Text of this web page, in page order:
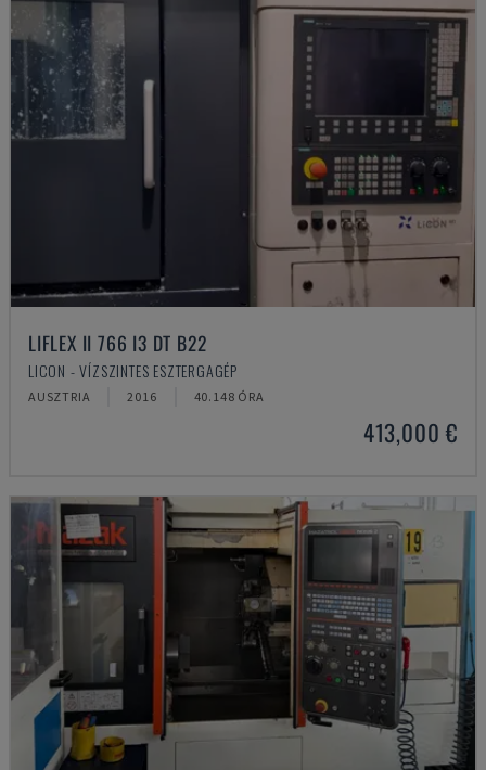
LIFLEX II 766 I3 DT B22
LICON - VÍZSZINTES ESZTERGAGÉP
AUSZTRIA 2016 40.148 ÓRA
413,000 €